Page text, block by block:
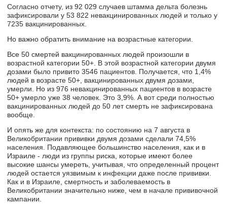
Согласно отчету, из 92 029 случаев штамма дельта болезнь
зафиксировали у 53 822 невакцинированных людей и только у
7235 вакцинированных.
Но важно обратить внимание на возрастные категории.
Все 50 смертей вакцинированных людей произошли в
возрастной категории 50+. В этой возрастной категории двумя
дозами было привито 3546 пациентов. Получается, что 1,4%
людей в возрасте 50+, вакцинированных двумя дозами,
умерли. Но из 976 невакцинированных пациентов в возрасте
50+ умерло уже 38 человек. Это 3,9%. А вот среди полностью
вакцинированных людей до 50 лет смерть не зафиксирована
вообще.
И опять же для контекста: по состоянию на 7 августа в
Великобритании прививки двумя дозами сделали 74,5%
населения. Подавляющее большинство населения, как и в
Израиле - люди из группы риска, которые имеют более
высокие шансы умереть, учитывая, что определенный процент
людей остается уязвимым к инфекции даже после прививки.
Как и в Израиле, смертность и заболеваемость в
Великобритании значительно ниже, чем в начале прививочной
кампании.